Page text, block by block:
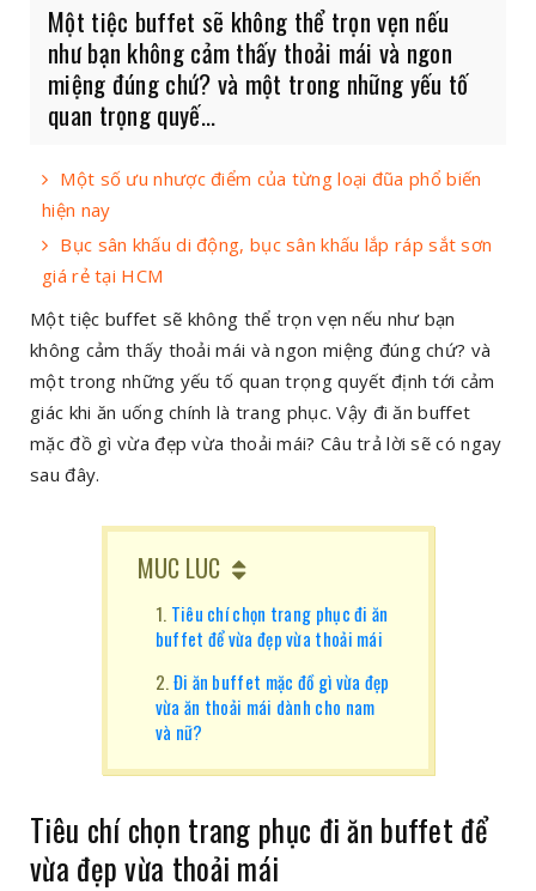
Một tiệc buffet sẽ không thể trọn vẹn nếu
như bạn không cảm thấy thoải mái và ngon
miệng đúng chứ? và một trong những yếu tố
quan trọng quyế...
Một số ưu nhược điểm của từng loại đũa phổ biến
hiện nay
Bục sân khấu di động, bục sân khấu lắp ráp sắt sơn
giá rẻ tại HCM
Một tiệc buffet sẽ không thể trọn vẹn nếu như bạn
không cảm thấy thoải mái và ngon miệng đúng chứ? và
một trong những yếu tố quan trọng quyết định tới cảm
giác khi ăn uống chính là trang phục. Vậy đi ăn buffet
mặc đồ gì vừa đẹp vừa thoải mái? Câu trả lời sẽ có ngay
sau đây.
MUC LUC
Tiêu chí chọn trang phục đi ăn
buffet để vừa đẹp vừa thoải mái
Đi ăn buffet mặc đồ gì vừa đẹp
vừa ăn thoải mái dành cho nam
và nữ?
Tiêu chí chọn trang phục đi ăn buffet để
vừa đẹp vừa thoải mái